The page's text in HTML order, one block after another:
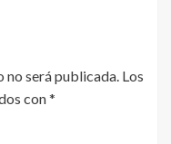
será publicada. Los
con*